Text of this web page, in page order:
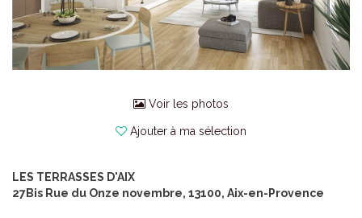
Voir les photos
Ajouter à ma sélection
LES TERRASSES D'AIX
27Bis Rue du Onze novembre, 13100, Aix-en-Provence